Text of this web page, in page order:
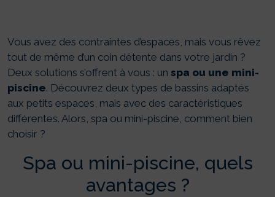
Vous avez des contraintes d’espaces, mais vous rêvez
tout de même d’un coin détente dans votre jardin ?
Deux solutions s’offrent à vous : un spa ou une mini-
piscine. Découvrez deux types de bassins adaptés
aux petits espaces, mais avec des caractéristiques
différentes. Alors, spa ou mini-piscine, comment bien
choisir ?
Spa ou mini-piscine, quels
avantages ?